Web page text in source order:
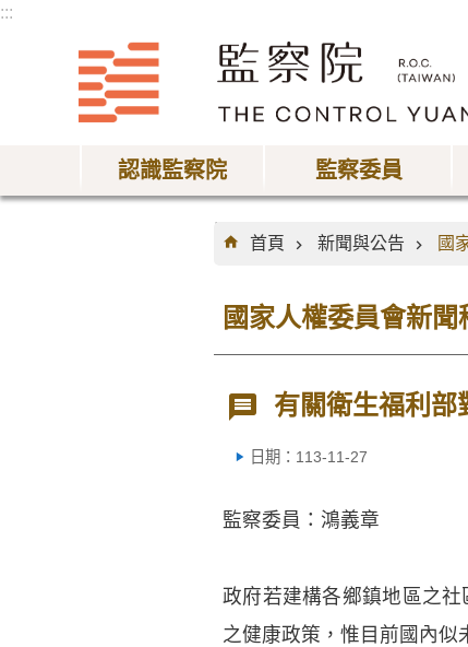
:::
認識監察院 監察委員
:::
首頁
新聞與公告 國
國家人權委員會新聞
有關衛生福利
日期：113-11-27
監察委員：鴻義章
政府若建構各鄉鎮地區之
之健康政策，惟目前國內似